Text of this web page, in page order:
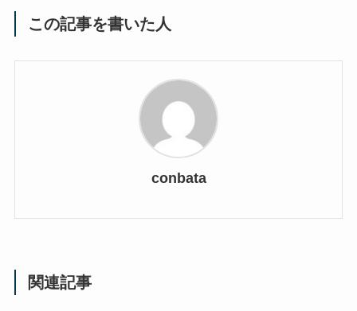
この記事を書いた人
conbata
関連記事